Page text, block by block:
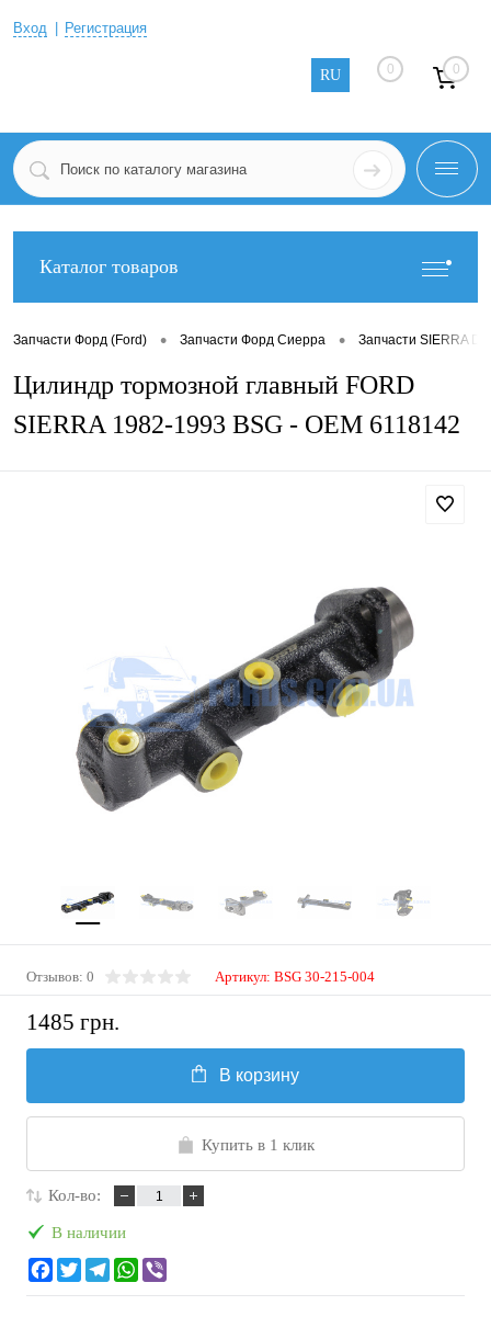
Вход Регистрация
RU 0 0
Каталог товаров
Запчасти Форд (Ford) • Запчасти Форд Сиерра • Запчасти SIERRA
Цилиндр тормозной главный FORD
SIERRA 1982-1993 BSG - OEM 6118142
Отзывов: 0 Артикул: BSG 30-215-004
1485 грн.
В корзину
Купить в 1 клик
Кол-во:
В наличии